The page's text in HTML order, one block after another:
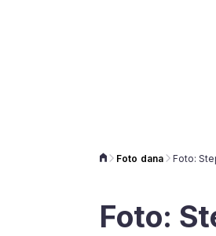
Foto dana Foto:
Foto: